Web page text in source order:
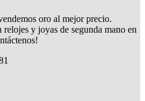
oro al mejor precio.
relojes y joyas de segunda mano en